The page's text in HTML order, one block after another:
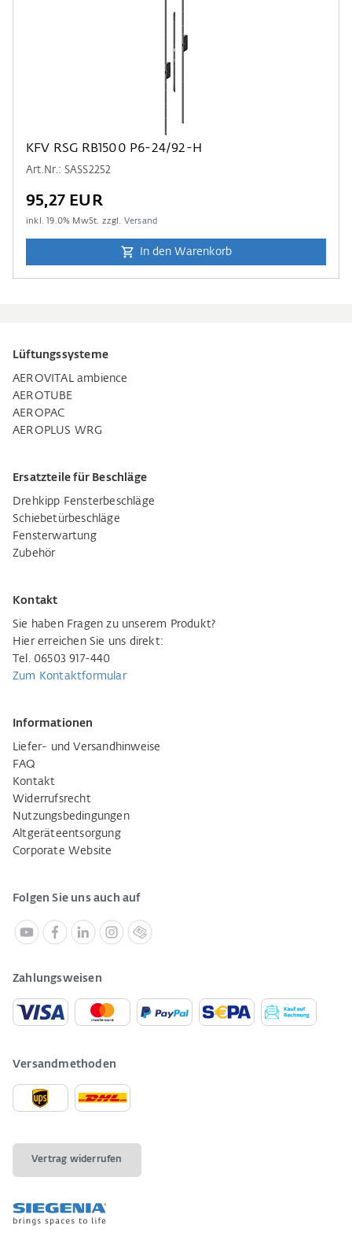
KFV RSG RB1500 P6-24/92-H
Art.Nr.: SASS2252
95,27 EUR
inkl.19.0% MwSt. zzgl. Versand
In den Warenkorb
Lüftungssysteme
AEROVITAL ambience
AEROTUBE
AEROPAC
AEROPLUS WRG
Ersatzteile für Beschläge
Drehkipp Fensterbeschläge
Schiebetürbeschläge
Fensterwartung
Zubehör
Kontakt
Sie haben Fragen zu unserem Produkt?
Hier erreichen Sie uns direkt:
Tel. 06503 917-440
Zum Kontaktformular
Informationen
Liefer- und Versandhinweise
FAQ
Kontakt
Widerrufsrecht
Nutzungsbedingungen
Altgeräteentsorgung
Corporate Website
Folgen Sie uns auch auf
Zahlungsweisen
Versandmethoden
Vertrag widerrufen